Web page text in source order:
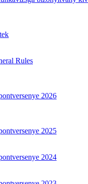
Rules
2026
2025
2024